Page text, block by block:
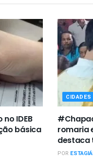
IDEB
básica
CIDADES
romaria
destaca
POR